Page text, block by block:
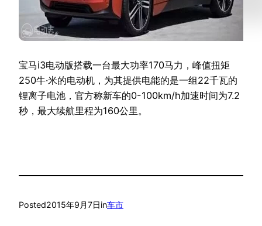
宝马i3电动版搭载一台最大功率170马力，峰值扭矩
250牛·米的电动机，为其提供电能的是一组22千瓦的
锂离子电池，官方称新车的0-100km/h加速时间为7.2
秒，最大续航里程为160公里。
Posted2015年9月7日in车市